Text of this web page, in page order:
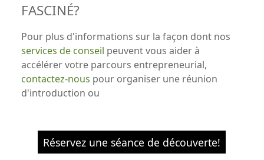
FASCINÉ?
Pour plus d'informations sur la façon dont nos
services de conseil peuvent vous aider à
accélérer votre parcours entrepreneurial,
contactez-nous pour organiser une réunion
d'introduction ou
Réservez une séance de découverte!